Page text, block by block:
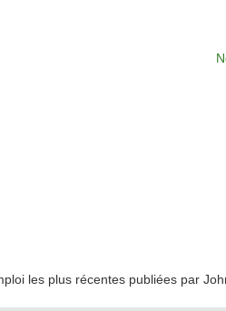
les plus récentes publiées par